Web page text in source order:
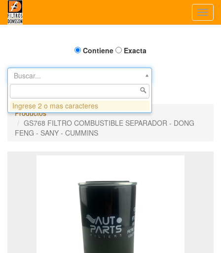
Contiene Exacta
Buscar...
Productos
GS768 FILTRO COMBUSTIBLE SEPARADOR - DONG
FENG - SANY - CUMMINS
Ingrese 2 o mas caracteres